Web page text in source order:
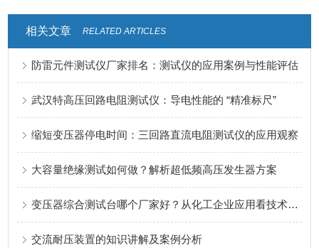
相关文章 RELATED ARTICLES
防雷元件测试仪厂家排名：测试仪的应用案例与性能评估
武汉特高压回路电阻测试仪：导电性能的 “精准标尺”
缩短变压器停电时间：三回路直流电阻测试仪的应用观察
大容量绝缘测试如何做？解析超低频高压发生器方案
变压器综合测试台哪个厂家好？从化工企业应用看技术细节与真实反馈
交流耐压装置的知识讲解及案例分析